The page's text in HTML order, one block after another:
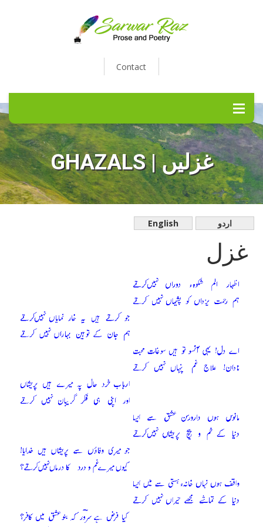
Contact
GHAZALS | غزلیں
English اردو
غزل